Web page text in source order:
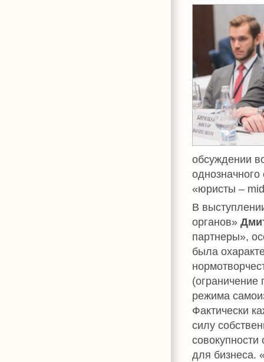
обсуждении
«юристы –
В
органов»
партнеры»,
была
(ограничение
режима
Фактически
силу
для бизнеса.